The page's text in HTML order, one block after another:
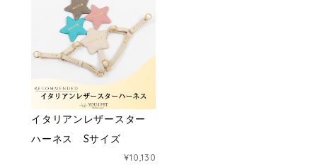
イタリアンレザースター
ハーネス Sサイズ
¥10,130